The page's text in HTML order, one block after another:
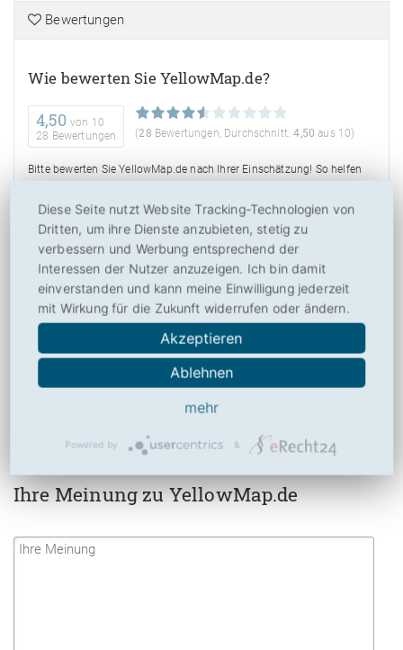
Bewertungen
Wie bewerten Sie YellowMap.de?
4,50 von 10
28 Bewertungen
(28 Bewertungen, Durchschnitt:4,50 aus 10)
Bitte bewerten Sie YellowMap.de nach Ihrer Einschätzung! So helfen
ermöglichen Toplisten und weiteren Nutzen. Danke hierfür!
Ihre Meinung zu YellowMap.de
Diese Seite nutzt Website Tracking-Technologien von
Dritten, um ihre Dienste anzubieten, stetig zu
verbessern und Werbung entsprechend der
Interessen der Nutzer anzuzeigen. Ich bin damit
einverstanden und kann meine Einwilligung jederzeit
mit Wirkung für die Zukunft widerrufen oder ändern.
Akzeptieren
Ablehnen
mehr
Powered by &